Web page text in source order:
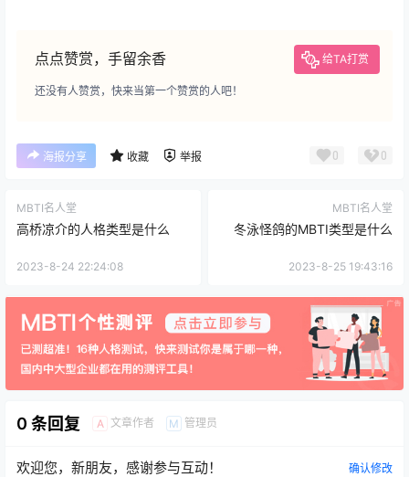
点点赞赏，手留余香 给TA打赏
还没有人赞赏，快来当第一个赞赏的人吧！
海报分享 收藏 举报 0 0
MBTI名人堂
高桥凉介的人格类型是什么
2023-8-24 22:24:08
MBTI名人堂
冬泳怪鸽的MBTI类型是什么
2023-8-25 19:43:16
0 条回复 A 文章作者 M 管理员
欢迎您，新朋友，感谢参与互动！ 确认修改